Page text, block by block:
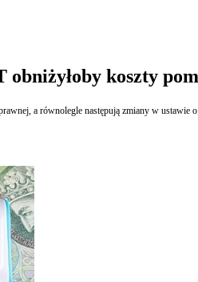
obniżyłoby koszty